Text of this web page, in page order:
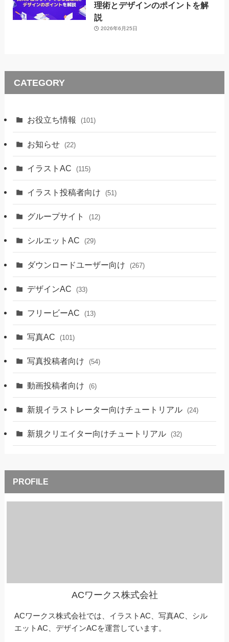
理術とデザインのポイントを解
説
2026年6月25日
CATEGORY
お役立ち情報 (101)
お知らせ (22)
イラストAC (115)
イラスト投稿者向け (51)
グループサイト (12)
シルエットAC (29)
ダウンロードユーザー向け (267)
デザインAC (33)
フリービーAC (13)
写真AC (101)
写真投稿者向け (54)
動画投稿者向け (6)
新規イラストレーター向けチュートリアル (24)
新規クリエイター向けチュートリアル (32)
ACワークス株式会社
ACワークス株式会社では、イラストAC、写真AC、シル
エットAC、デザインACを運営しています。